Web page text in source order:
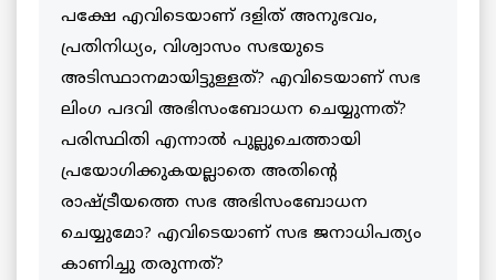
പക്ഷേ എവിടെയാണ് ദളിത് അനുഭവം,
പ്രതിനിധ്യം, വിശ്വാസം സഭയുടെ
അടിസ്ഥാനമായിട്ടുള്ളത്? എവിടെയാണ് സഭ
ലിംഗ പദവി അഭിസംബോധന ചെയ്യുന്നത്?
പരിസ്ഥിതി എന്നാല്‍ പുല്ലുചെത്തായി
പ്രയോഗിക്കുകയല്ലാതെ അതിന്റെ
രാഷ്ട്രീയത്തെ സഭ അഭിസംബോധന
ചെയ്യുമോ? എവിടെയാണ് സഭ ജനാധിപത്യം
കാണിച്ചു തരുന്നത്?